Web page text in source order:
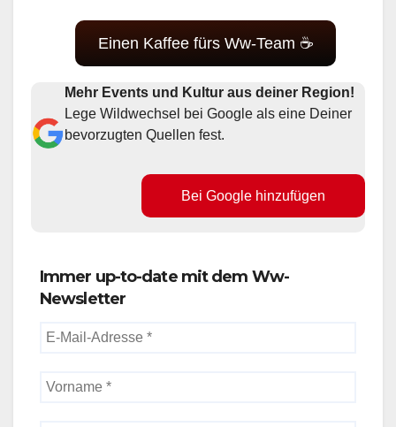
Einen Kaffee fürs Ww-Team ☕
Mehr Events und Kultur aus deiner Region!
Lege Wildwechsel bei Google als eine Deiner
bevorzugten Quellen fest.
Bei Google hinzufügen
Immer up-to-date mit dem Ww-
Newsletter